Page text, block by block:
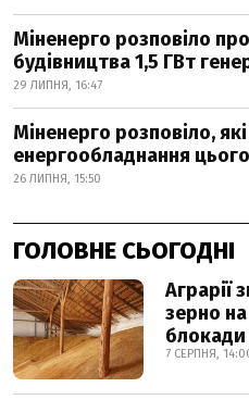
Міненерго розповіло
будівництва 1,5 ГВт
29 ЛИПНЯ, 16:47
Міненерго розповіло,
енергообладнання
26 ЛИПНЯ, 15:50
ГОЛОВНЕ СЬОГОДНІ
Аграрії
зерно
блокади
7 СЕРПНЯ,